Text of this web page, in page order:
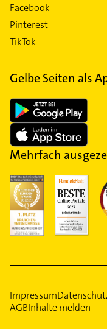
Facebook
Pinterest
TikTok
Gelbe Seiten als
Mehrfach
Impressum
AGBInhalte melden